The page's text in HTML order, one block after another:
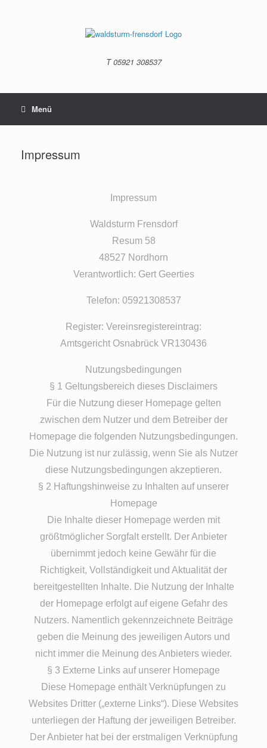
T 05921 308537
Menü
Impressum
Impressum
Waldsturm Frensdorf
Resum 58
48527 Nordhorn
Verantwortlich: Gert Geerties
Telefon: 05921308537
Register: Vereinsregistereintrag:
Amtsgericht Osnabrück VR130436
Nutzungsbedingungen
§ 1 Geltungsbereich dieses Disclaimers
Für die Nutzung dieser Homepage gelten
zwischen dem Nutzer und dem Betreiber der
Homepage die folgenden Nutzungsbedingungen.
Die Nutzung ist nur zulässig, wenn Sie als Nutzer
diese Nutzungsbedingungen akzeptieren.
§ 2 Haftungshinweise zu Inhalten auf unserer
Homepage
Die Inhalte dieser Homepage werden mit
größtmöglicher Sorgfalt erstellt. Der Anbieter
übernimmt jedoch keine Gewähr für die
Richtigkeit, Vollständigkeit und Aktualität der
bereitgestellten Inhalte. Die Nutzung der Inhalte
der Homepage erfolgt auf eigene Gefahr des
Nutzers. Namentlich gekennzeichnete Beiträge
geben die Meinung des jeweiligen Autors und
nicht immer die Meinung des Anbieters wieder.
§ 3 Externe Links auf unserer Homepage
Diese Homepage enthält Verknüpfungen zu
Websites Dritter („externe Links“). Diese Websites
unterliegen der Haftung der jeweiligen Betreiber.
Der Anbieter hat bei der erstmaligen Verknüpfung